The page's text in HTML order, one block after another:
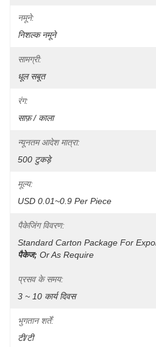
नमूने:
निशल्क नमूने
सामग्री:
धूल सबूत
रंग:
साफ़ / काला
न्यूनतम आदेश मात्रा:
500 टुकड़े
मूल्य:
USD 0.01~0.9 Per Piece
पैकेजिंग विवरण:
Standard Carton Package For
पैकेज; Or As Require
प्रसव के समय:
3 ~ 10 कार्य दिवस
भुगतान शर्तें:
टी/टी